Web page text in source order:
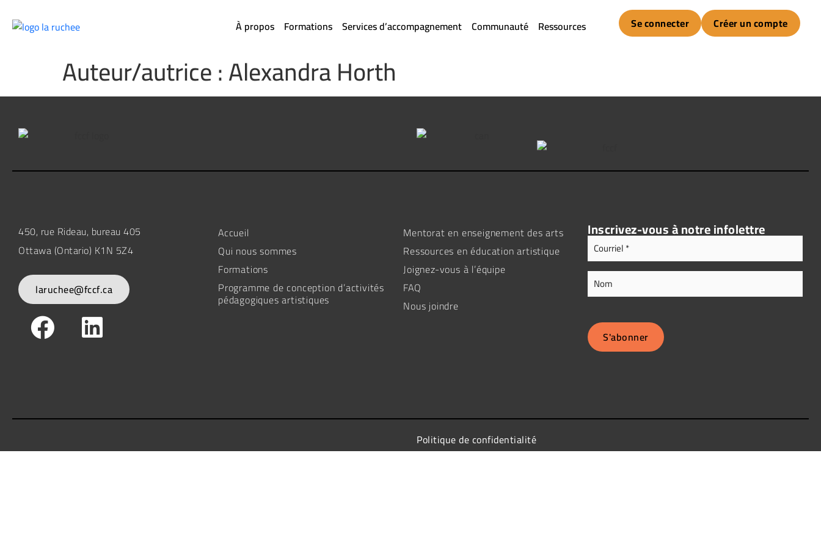
À propos Formations Services d’accompagnement Communauté Ressources Se connecter Créer un compte
Auteur/autrice :Alexandra Horth
450, rue Rideau, bureau 405
Ottawa (Ontario) K1N 5Z4
laruchee@fccf.ca
Accueil
Qui nous sommes
Formations
Programme de conception d’activités
pédagogiques artistiques
Mentorat en enseignement des arts
Ressources en éducation artistique
Joignez-vous à l’équipe
FAQ
Nous joindre
Inscrivez-vous à notre infolettre
Adresse
Courriel(Nécessaire)
Nom
S'abonner
Politique de confidentialité